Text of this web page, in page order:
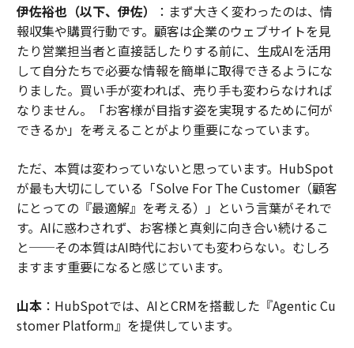
伊佐裕也（以下、伊佐）
：まず大きく変わったのは、情
報収集や購買行動です。顧客は企業のウェブサイトを見
たり営業担当者と直接話したりする前に、生成AIを活用
して自分たちで必要な情報を簡単に取得できるようにな
りました。買い手が変われば、売り手も変わらなければ
なりません。「お客様が目指す姿を実現するために何が
できるか」を考えることがより重要になっています。
ただ、本質は変わっていないと思っています。HubSpot
が最も大切にしている「Solve For The Customer（顧客
にとっての『最適解』を考える）」という言葉がそれで
す。AIに惑わされず、お客様と真剣に向き合い続けるこ
と──その本質はAI時代においても変わらない。むしろ
ますます重要になると感じています。
山本：HubSpotでは、AIとCRMを搭載した『Agentic Cu
stomer Platform』を提供しています。